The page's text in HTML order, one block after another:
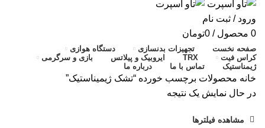
ورود / ثبت نام
0 محصول / تومان0
صفحه نخست تجهیزات بدنسازی
دستگاه هوازی
کراس فیت
TRX ایروبیک و پیلاتس
بازی و سرگرمی
ژیمناستیک
تماس با ما درباره ما
خانه محصولات برچسب خورده “تشک ژیمیناستیک”
در حال نمایش یک نتیجه
مشاهده فیلترها